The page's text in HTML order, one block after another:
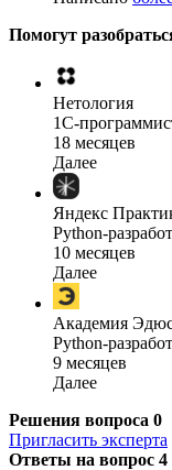
Помогут
Нетология
1C-
18 месяцев
Далее
Яндекс
Python-
10 месяцев
Далее
Академия
Python-
9 месяцев
Далее
Решения вопроса 0
Пригласить эксперта
Ответы на вопрос 4